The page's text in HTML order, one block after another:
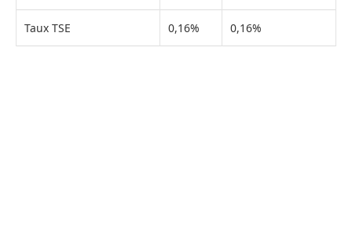
Taux TSE 0,16% 0,16%